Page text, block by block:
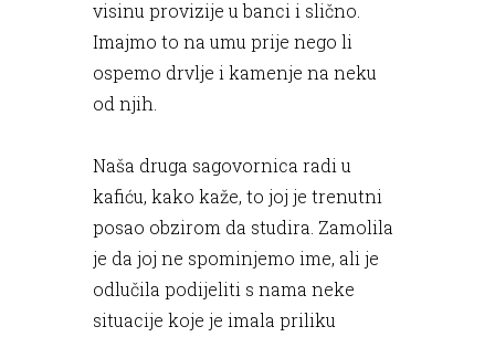
visinu provizije u banci i slično.
Imajmo to na umu prije nego li
ospemo drvlje i kamenje na neku
od njih.
Naša druga sagovornica radi u
kafiću, kako kaže, to joj je trenutni
posao obzirom da studira. Zamolila
je da joj ne spominjemo ime, ali je
odlučila podijeliti s nama neke
situacije koje je imala priliku